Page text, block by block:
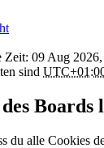
Zeit: 09 Aug
sind
Boards
du alle Cookies